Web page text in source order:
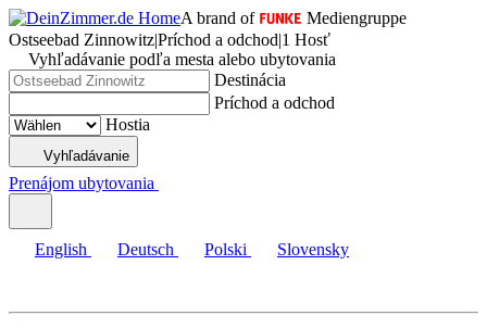
A brand of
Mediengruppe
Ostseebad Zinnowitz|Príchod a odchod|1 Hosť
Vyhľadávanie podľa mesta alebo ubytovania
Destinácia
Príchod a odchod
Hostia
Vyhľadávanie
Prenájom ubytovania
English Deutsch Polski Slovensky